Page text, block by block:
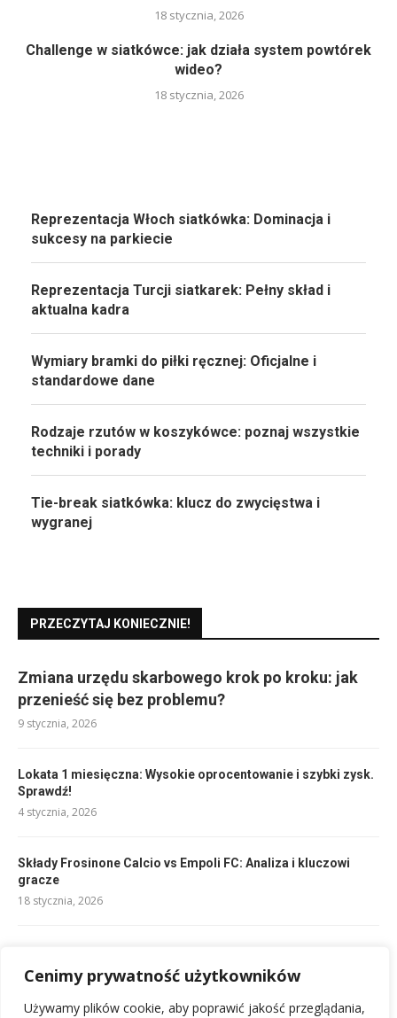
Cenimy prywatność użytkowników
Używamy plików cookie, aby poprawić jakość przeglądania,
18 stycznia, 2026
Challenge w siatkówce: jak działa system powtórek
wideo?
18 stycznia, 2026
Reprezentacja Włoch siatkówka: Dominacja i
sukcesy na parkiecie
Reprezentacja Turcji siatkarek: Pełny skład i
aktualna kadra
Wymiary bramki do piłki ręcznej: Oficjalne i
standardowe dane
Rodzaje rzutów w koszykówce: poznaj wszystkie
techniki i porady
Tie-break siatkówka: klucz do zwycięstwa i
wygranej
PRZECZYTAJ KONIECZNIE!
Zmiana urzędu skarbowego krok po kroku: jak
przenieść się bez problemu?
9 stycznia, 2026
Lokata 1 miesięczna: Wysokie oprocentowanie i szybki zysk.
Sprawdź!
4 stycznia, 2026
Składy Frosinone Calcio vs Empoli FC: Analiza i kluczowi
gracze
18 stycznia, 2026
20 stycznia, 2026